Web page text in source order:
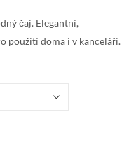
čaj. Elegantní,
použití doma i v kanceláři.